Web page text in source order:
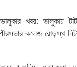
খবর: ভালুকায়
কলেজ রোড়স্থ